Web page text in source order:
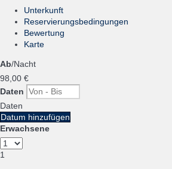
Unterkunft
Reservierungsbedingungen
Bewertung
Karte
Ab/Nacht
98, 00 €
Daten
Daten
Datum hinzufügen
Erwachsene
1